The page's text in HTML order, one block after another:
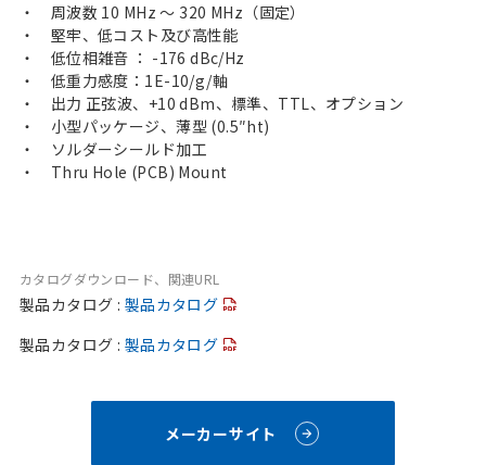
・ 周波数 10 MHz ～ 320 MHz（固定）
・ 堅牢、低コスト及び高性能
・ 低位相雑音 ： -176 dBc/Hz
・ 低重力感度：1E-10/g/軸
・ 出力 正弦波、+10 dBm、標準、TTL、オプション
・ 小型パッケージ、薄型 (0.5″ht)
・ ソルダーシールド加工
・ Thru Hole (PCB) Mount
カタログダウンロード、関連URL
製品カタログ : 製品カタログ
製品カタログ : 製品カタログ
メーカーサイト